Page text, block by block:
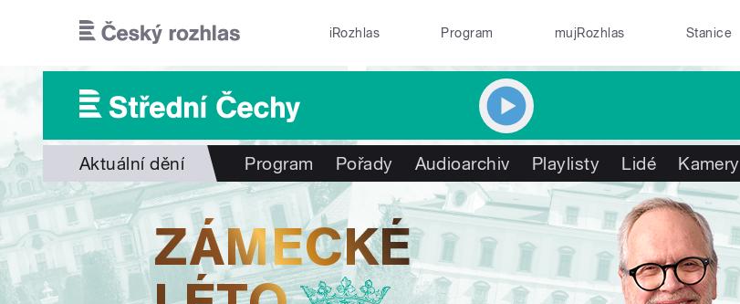
iRozhlas Program mujRozhlas Stanice
Aktuální dění Program Pořady Audioarchiv Playlisty Lidé Kamery